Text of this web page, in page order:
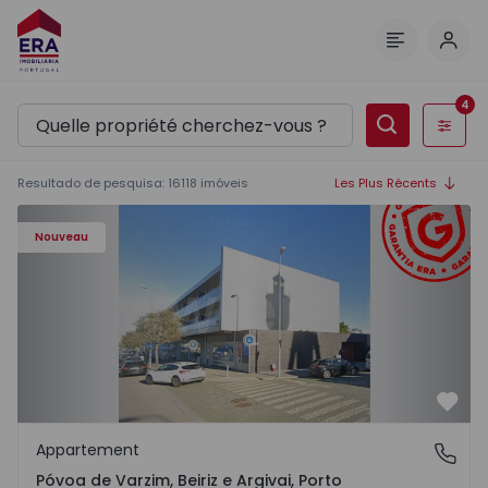
Filtres
4
Resultado de pesquisa: 16118 imóveis Les Plus Récents
Nouveau
Appartement T3 Póvoa de Varzim, Póvoa de Varzim,
Póvoa de Varzim, Beiriz e Argivai, Porto
Appartement
Póvoa de Varzim, Beiriz e Argivai, Porto